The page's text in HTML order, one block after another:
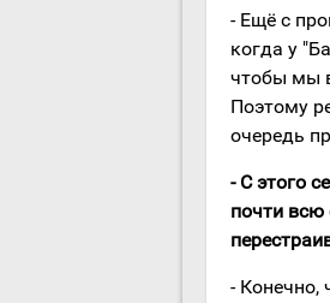
- Ещё с
когда у
чтобы мы
Поэтому
очередь
- С этого
почти всю
- Конечно,